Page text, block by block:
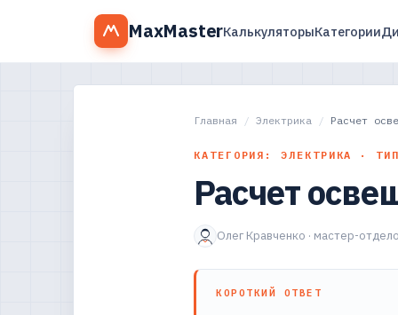
MaxMasterКалькуляторыКатегории
Главная / Электрика / Расчет
КАТЕГОРИЯ: ЭЛЕКТРИКА ·
Расчет
Олег Кравченко · мастер-
КОРОТКИЙ ОТВЕТ